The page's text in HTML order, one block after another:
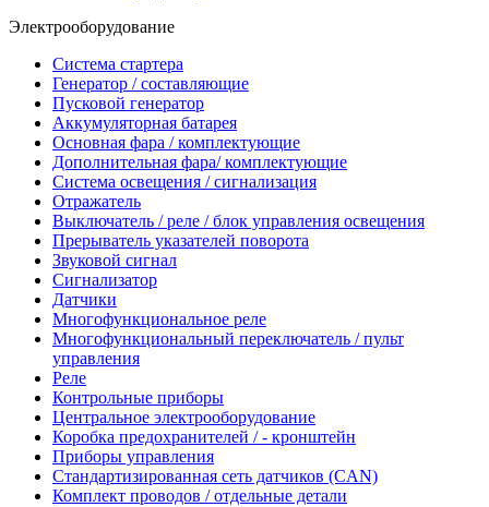
Электрооборудование
Система стартера
Генератор / составляющие
Пусковой генератор
Аккумуляторная батарея
Основная фара / комплектующие
Дополнительная фара/ комплектующие
Система освещения / сигнализация
Отражатель
Выключатель / реле / блок управления освещения
Прерыватель указателей поворота
Звуковой сигнал
Сигнализатор
Датчики
Многофункциональное реле
Многофункциональный переключатель / пульт
управления
Реле
Контрольные приборы
Центральное электрооборудование
Коробка предохранителей / - кронштейн
Приборы управления
Стандартизированная сеть датчиков (CAN)
Комплект проводов / отдельные детали